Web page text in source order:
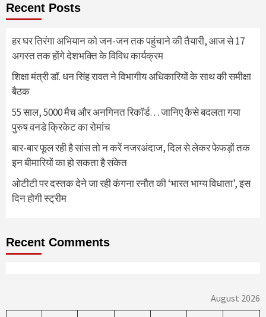
Recent Posts
हर घर तिरंगा अभियान को जन-जन तक पहुंचाने की तैयारी, आज से 17
अगस्त तक होंगे देशभक्ति के विविध कार्यक्रम
शिक्षा मंत्री डॉ. धन सिंह रावत ने विभागीय अधिकारियों के साथ की समीक्षा
बैठक
55 साल, 5000 मैच और अनगिनत रिकॉर्ड… जानिए कैसे बदलता गया
पुरुष वनडे क्रिकेट का रोमांच
बार-बार फूल रही है सांस तो न करें नजरअंदाज, दिल से लेकर फेफड़ों तक
इन बीमारियों का हो सकता है संकेत
ओटीटी पर दस्तक देने जा रही कंगना रनौत की ‘भारत भाग्य विधाता’, इस
दिन होगी स्ट्रीम
Recent Comments
August 2026